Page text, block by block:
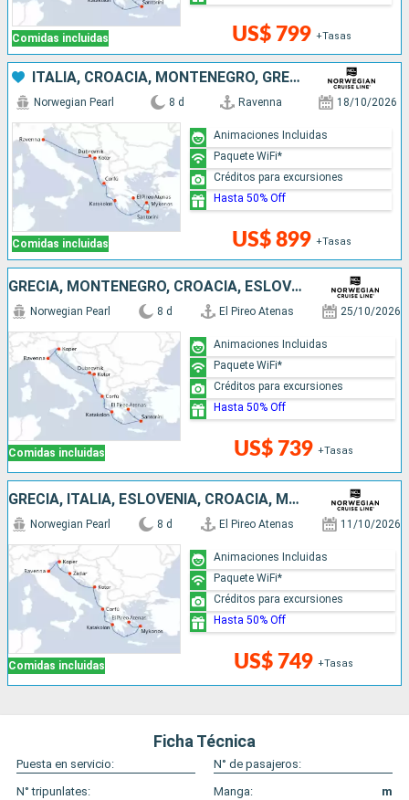
Comidas incluidas US$ 799 +Tasas
ITALIA, CROACIA, MONTENEGRO, GRECIA
Comidas incluidas
Norwegian Pearl 8 d Ravenna 18/10/2026
US$ 899 +Tasas
Animaciones Incluidas
Paquete WiFi*
Créditos para excursiones
Hasta 50% Off
GRECIA, MONTENEGRO, CROACIA, ESLOVENIA, ITALIA
Comidas incluidas
Norwegian Pearl 8 d El Pireo Atenas 25/10/2026
US$ 739 +Tasas
Animaciones Incluidas
Paquete WiFi*
Créditos para excursiones
Hasta 50% Off
GRECIA, ITALIA, ESLOVENIA, CROACIA, MONTENEGRO
Comidas incluidas
Norwegian Pearl 8 d El Pireo Atenas 11/10/2026
US$ 749 +Tasas
Animaciones Incluidas
Paquete WiFi*
Créditos para excursiones
Hasta 50% Off
Ficha Técnica
Puesta en servicio:
N° de pasajeros:
N° tripunlates:
Manga:
m